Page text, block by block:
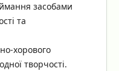
засобами
та
хорового
творчості.